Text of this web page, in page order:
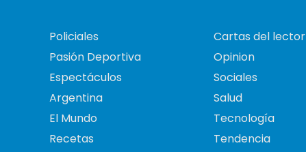
Policiales
Pasión Deportiva
Espectáculos
Argentina
El Mundo
Recetas
Cartas del lector
Opinion
Sociales
Salud
Tecnología
Tendencia